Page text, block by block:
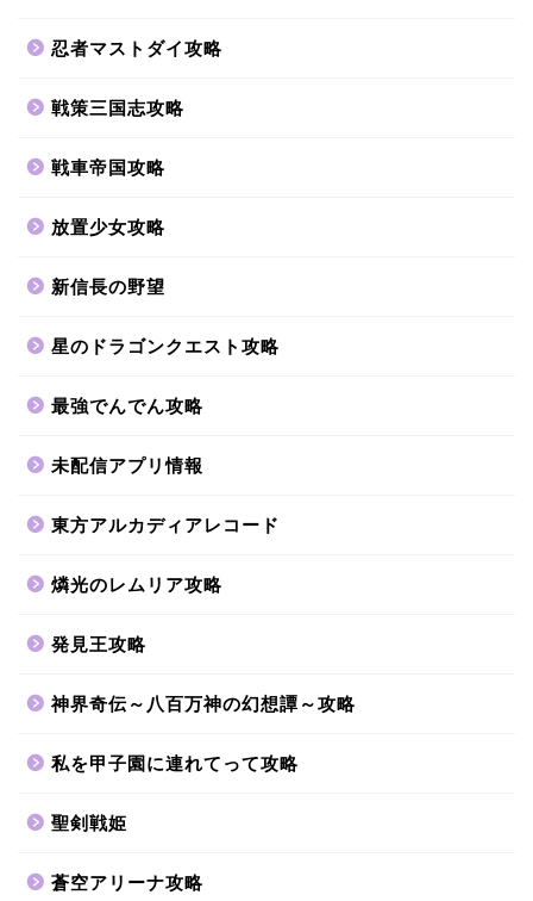
忍者マストダイ攻略
戦策三国志攻略
戦車帝国攻略
放置少女攻略
新信長の野望
星のドラゴンクエスト攻略
最強でんでん攻略
未配信アプリ情報
東方アルカディアレコード
燐光のレムリア攻略
発見王攻略
神界奇伝～八百万神の幻想譚～攻略
私を甲子園に連れてって攻略
聖剣戦姫
蒼空アリーナ攻略